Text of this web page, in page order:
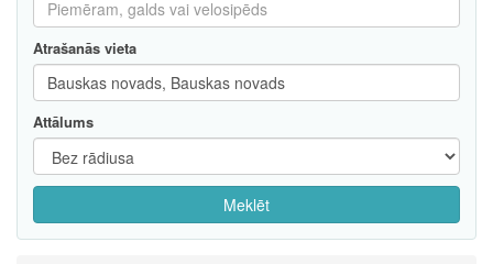
Atrašanās vieta
Attālums
Meklēt